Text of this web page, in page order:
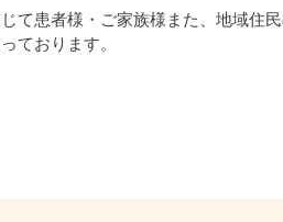
て患者様・ご家族様また、地域住
ております。